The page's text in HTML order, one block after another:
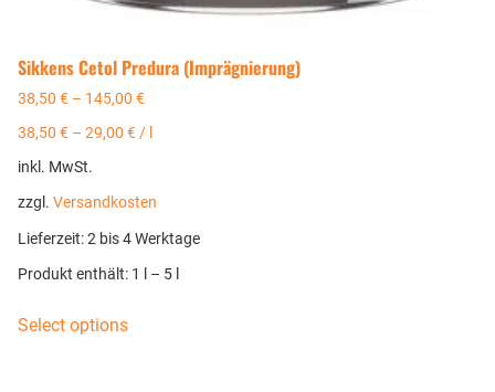
Sikkens Cetol Predura (Imprägnierung)
38,50 € – 145,00 €
38,50 € – 29,00 € /
inkl. MwSt.
zzgl. Versandkosten
Lieferzeit:2 bis 4 Werktage
Produkt enthält: 1
– 5
Select options